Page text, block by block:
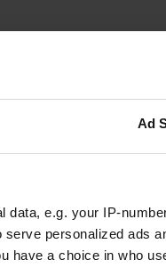
Ad
data, e.g. your IP-
personalized ads
have a choice in who
spacieux et agréables